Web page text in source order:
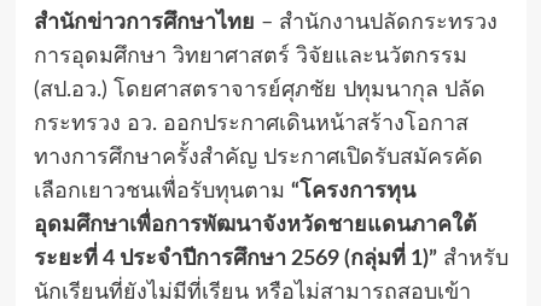
สำนักข่าวการศึกษาไทย – สำนักงานปลัดกระทรวง
การอุดมศึกษา วิทยาศาสตร์ วิจัยและนวัตกรรม
(สป.อว.) โดยศาสตราจารย์ศุภชัย ปทุมนากุล ปลัด
กระทรวง อว. ออกประกาศเดินหน้าสร้างโอกาส
ทางการศึกษาครั้งสำคัญ ประกาศเปิดรับสมัครคัด
เลือกเยาวชนเพื่อรับทุนตาม “โครงการทุน
อุดมศึกษาเพื่อการพัฒนาจังหวัดชายแดนภาคใต้
ระยะที่ 4 ประจำปีการศึกษา 2569 (กลุ่มที่ 1)” สำหรับ
นักเรียนที่ยังไม่มีที่เรียน หรือไม่สามารถสอบเข้า